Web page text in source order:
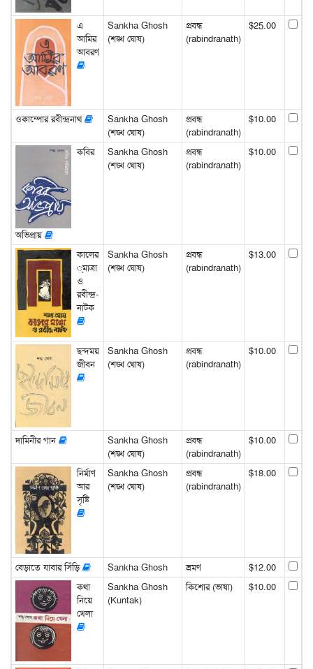
এ
আমির
আবরণ
Sankha Ghosh
(শঙ্খ ঘোষ)
প্রবন্ধ
(rabindranath)
$25.00
ওকাম্পোর রবীন্দ্রনাথ
Sankha Ghosh
(শঙ্খ ঘোষ)
প্রবন্ধ
(rabindranath)
$10.00
কবির
অভিপ্রায়
Sankha Ghosh
(শঙ্খ ঘোষ)
প্রবন্ধ
(rabindranath)
$10.00
কালের
্মাত্রা
ও
রবীন্দ্র-
নাটক
Sankha Ghosh
(শঙ্খ ঘোষ)
প্রবন্ধ
(rabindranath)
$13.00
ছন্দময়
জীবন
Sankha Ghosh
(শঙ্খ ঘোষ)
প্রবন্ধ
(rabindranath)
$10.00
দামিনীর গান
Sankha Ghosh
(শঙ্খ ঘোষ)
প্রবন্ধ
(rabindranath)
$10.00
নির্মাণ
আর
সৃষ্টি
Sankha Ghosh
(শঙ্খ ঘোষ)
প্রবন্ধ
(rabindranath)
$18.00
বেড়াতে যাবার সিঁড়ি Sankha Ghosh ভ্রমণ
$12.00
কথা
নিয়ে
খেলা
Sankha Ghosh
(Kuntak)
কিশোর (ভাষা) $10.00